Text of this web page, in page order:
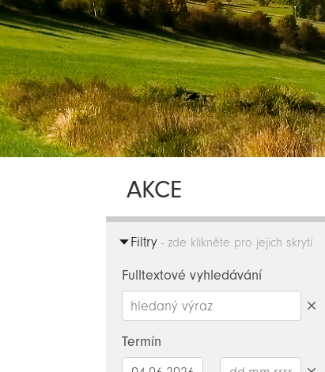
AKCE
Filtry - zde klikněte pro jejich skrytí
Fulltextové vyhledávání
Termín